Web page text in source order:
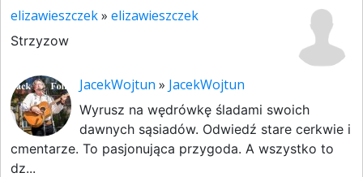
elizawieszczek» elizawieszczek
Strzyzow
JacekWojtun » JacekWojtun
Wyrusz na wędrówkę śladami swoich
dawnych sąsiadów. Odwiedź stare cerkwie i
cmentarze. To pasjonująca przygoda. A wszystko to
dz...